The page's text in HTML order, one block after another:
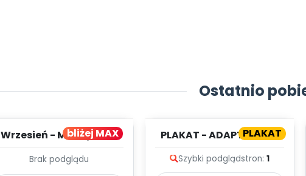
Ostatnio
bliżej MAX
Wrzesień - MIESIĘCZNY
WYCHOWAWCZO –
Brak podglądu
PLAKAT
PLAKAT - ADAPTACJA -
Szybki podglądstron: 1